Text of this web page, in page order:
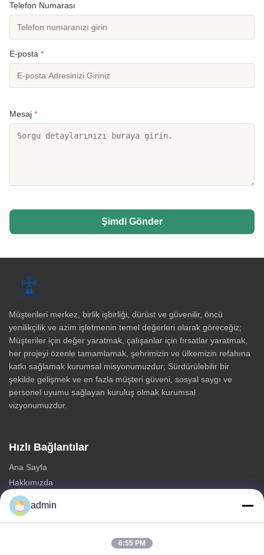
Telefon Numarası
E-posta *
Mesaj *
Şimdi Gönder
Müşterileri merkez, birlik işbirliği, dürüst ve güvenilir, öncü
yenilikçilik ve azim işletmenin temel değerleri olarak göreceğiz;
Müşteriler için değer yaratmak, çalışanlar için fırsatlar yaratmak,
her projeyi özenle tamamlamak, şehrimizin ve ülkemizin refahına
katkı sağlamak kurumsal misyonumuzdur; Sürdürülebilir bir
şekilde gelişmek ve en fazla müşteri güveni, sosyal saygı ve
personel uyumu sağlayan kuruluş olmak kurumsal
vizyonumuzdur.
Hızlı Bağlantılar
Ana Sayfa
Hakkımızda
Ürünler
Bize Ulaşın
admin
6:55 PM